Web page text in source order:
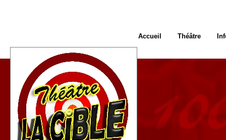
Accueil Théâtre